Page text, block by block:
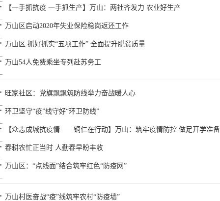
【一手抓抗疫 一手抓生产】万山：两社齐发力 农业好生产
万山区启动2020年失业保险稳岗返还工作
万山区:抓好抓实“五项工作” 全面提升脱贫质量
万山54人免费乘坐专列赴苏务工
旺家社区：党旗飘飘筑防线举力奋战暖人心
环卫坚守“疫”线守好“环卫防线”
【众志成城抗疫情——铜仁在行动】万山：筑牢疫情防控 做足开学准备
春耕农忙正当时 人勤春早盼丰收
万山区：“点线面”结合筑牢红色“防疫网”
万山村医奋战“疫”线筑牢农村“防疫墙”